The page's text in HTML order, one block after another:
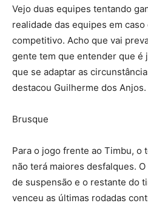
Vejo duas equipes tentando
realidade das equipes em
competitivo. Acho que vai
gente tem que entender que é
que se adaptar as
destacou Guilherme dos Anjos.
Brusque
Para o jogo frente ao Timbu, o
não terá maiores desfalques.
de suspensão e o restante do
venceu as últimas rodadas